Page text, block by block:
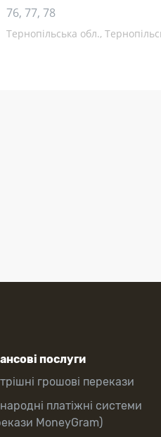
76, 77, 78
Тернопільська обл.,
послуги
грошові перекази
платіжні системи
MoneyGram)